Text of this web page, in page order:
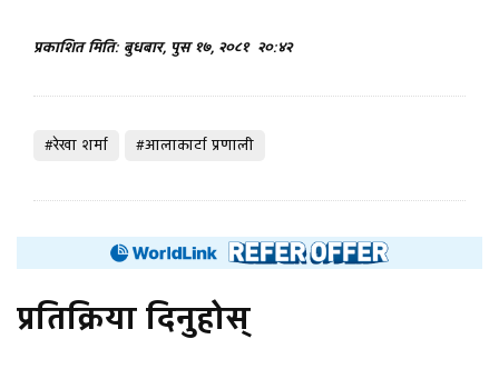
प्रकाशित मिति: बुधबार, पुस १७, २०८१ २०:४२
#रेखा शर्मा #आलाकार्टा प्रणाली
प्रतिक्रिया दिनुहोस्